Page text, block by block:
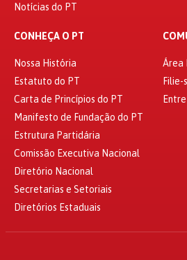
Notícias do PT
CONHEÇA O PT
Nossa História
Estatuto do PT
Carta de Princípios do PT
Manifesto de Fundação do PT
Estrutura Partidária
Comissão Executiva Nacional
Diretório Nacional
Secretarias e Setoriais
Diretórios Estaduais
Área
Filie-